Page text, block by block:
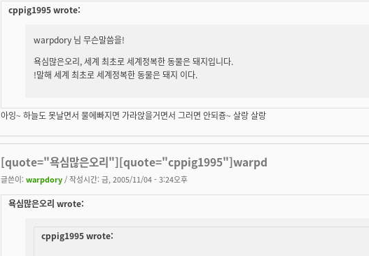
cppig1995 wrote:
warpdory 님 무슨말씀을!
욕심많은오리, 세계 최초로 세계정복한 동물은 돼지입니다.
!말해 세계 최초로 세계정복한 동물은 돼지 이다.
아잉~ 하늘도 못날면서 물에빠지면 가라앉을거면서 그러면 안되죵~ 살랑 살랑
[quote="욕심많은오리"][quote="cppig1995"]warpd
글쓴이: warpdory / 작성시간: 금, 2005/11/04 - 3:24오후
욕심많은오리 wrote:
cppig1995 wrote: